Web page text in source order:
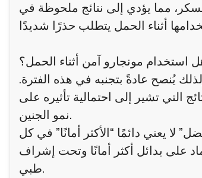
مما يؤدي إلى نتائج ملحوظة في
استخدام مونجارو آمن أثناء الحمل؟
يُنصح عادةً بتجنبه في هذه الفترة.
التي تشير إلى احتمالية تأثيره على
نمو الجنين.
لا يعني دائمًا “الأكثر أمانًا” في كل
على بدائل أكثر أمانًا وتحت إشراف
طبي.